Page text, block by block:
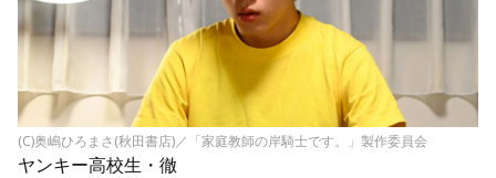
(C)奥嶋ひろまさ(秋田書店)／「家庭教師の岸騎士です。」製作委員会
ヤンキー高校生・徹